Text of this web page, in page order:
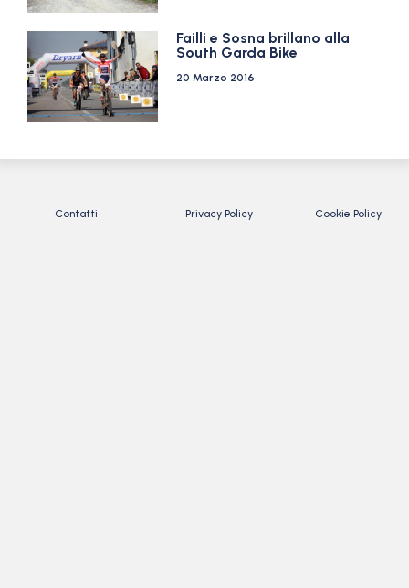
Failli e Sosna brillano alla
South Garda Bike
20 Marzo 2016
Contatti Privacy Policy Cookie Policy